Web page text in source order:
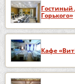
Гостиный
Горького»
Кафе